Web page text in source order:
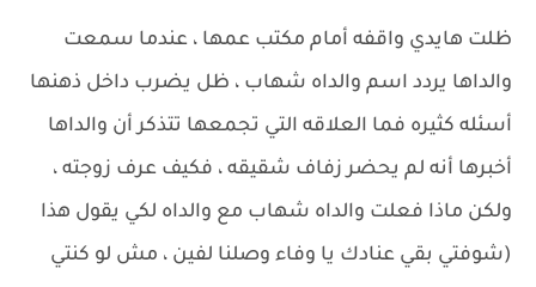
ظلت هايدي واقفه أمام مكتب عمها ، عندما سمعت
والداها يردد اسم والداه شهاب ، ظل يضرب داخل ذهنها
أسئله كثيره فما العلاقه التي تجمعها تتذكر أن والداها
أخبرها أنه لم يحضر زفاف شقيقه ، فكيف عرف زوجته ،
ولكن ماذا فعلت والداه شهاب مع والداه لكي يقول هذا
(شوفتي بقي عنادك يا وفاء وصلنا لفين ، مش لو كنتي